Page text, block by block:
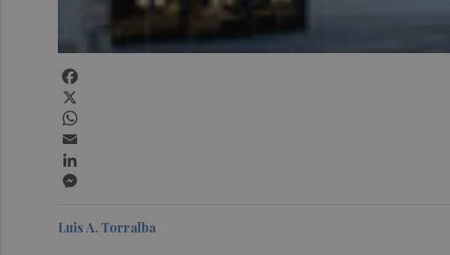
Luis A. Torralba